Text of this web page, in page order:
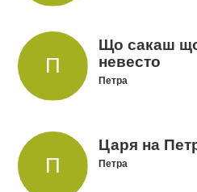
Що сакаш
невесто
Петра
Царя на
Петра